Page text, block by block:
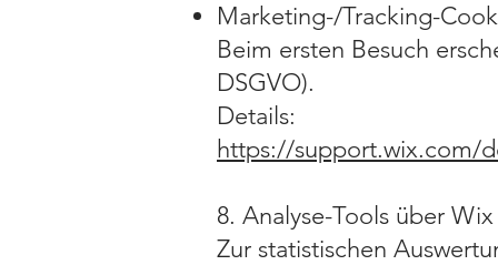
Marketing-/Tracking-
Beim ersten Besuch
DSGVO).
Details:
https://support.wix.com/
8. Analyse-Tools über
Zur statistischen